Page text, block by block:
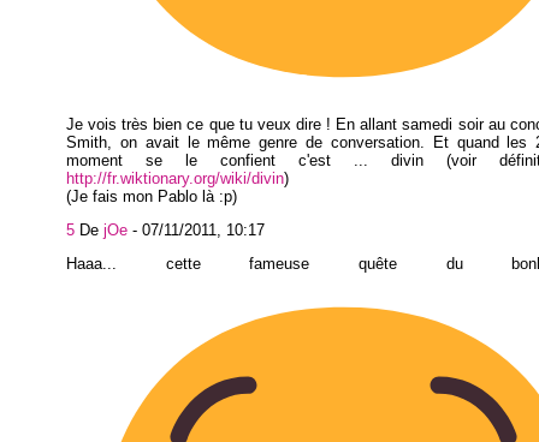
Je vois très bien ce que tu veux dire ! En allant samedi soir au
Smith, on avait le même genre de conversation. Et quand les
moment se le confient c'est ... divin (voir
http://fr.wiktionary.org/wiki/divin)
(Je fais mon Pablo là :p)
5 De jOe - 07/11/2011, 10:17
Haaa... cette fameuse quête du